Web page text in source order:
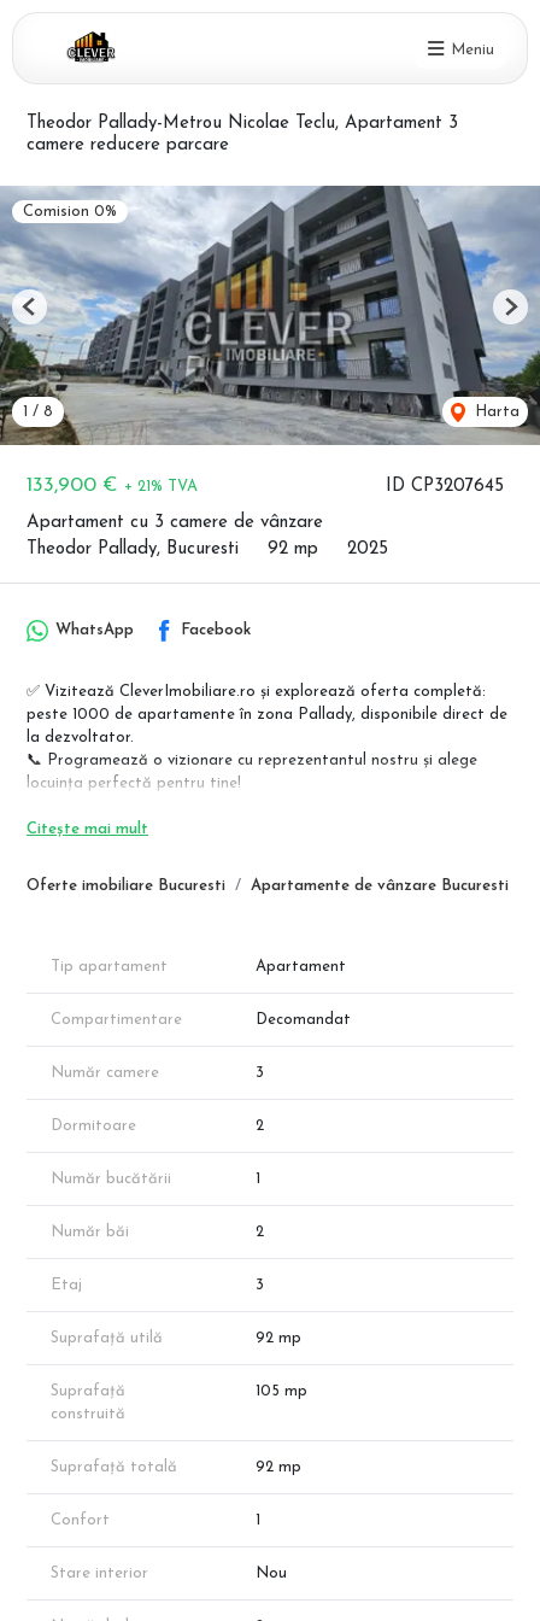
Meniu
Theodor Pallady-Metrou Nicolae Teclu, Apartament 3
camere reducere parcare
ID CP3207645
133,900 € + 21% TVA
Apartament cu 3 camere de vânzare
Theodor Pallady, Bucuresti
92 mp 2025
Comision 0%
1 / 8 Harta
Previous
Oferte imobiliare Bucuresti Apartamente de vânzare Bucuresti
WhatsApp Facebook
✅ Vizitează CleverImobiliare.ro și explorează oferta completă:
peste 1000 de apartamente în zona Pallady, disponibile direct de
la dezvoltator.
📞 Programează o vizionare cu reprezentantul nostru și alege
locuința perfectă pentru tine!
Apartamente premium – Theodor Pallady, lângă metrou Nicolae
comision
la doar câțiva pași de stația de metrou Nicolae Teclu!
✔ Ferestre mari pentru luminozitate naturală
✔ Locuri de parcare subterane
✔ Construcție conform normelor actuale
Pret Avans 50%: 133.900 € + TVA,reducere parcare 50%
Finisaje exterioare:
Tencuială decorativă peste sistem termoizolator (polistiren EPS
Zidărie de cărămidă 30 cm la exterior
Dotări și finisaje interioare:
Pardoseli ceramice: holuri, băi, bucătărie
Parchet laminat 8 mm în camere
Faianță: baie (până la 2,1 m) și bucătărie (60 cm între blaturi)
Ușă metalică la intrare Pinum Blindo/Unison
Lift electric (4-6 persoane)
Balustrade din inox în spațiile comune
Instalații:
Citește mai mult
Tip apartament Apartament
Compartimentare Decomandat
Număr camere 3
Dormitoare 2
Număr bucătării 1
Număr băi 2
Etaj 3
Suprafață utilă 92 mp
Suprafață
construită
105 mp
Suprafață totală 92 mp
Confort 1
Stare interior Nou